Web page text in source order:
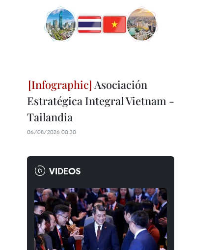
Asociación
Estratégica Integral Vietnam -
Tailandia
06/08/2026 00:30
VIDEOS